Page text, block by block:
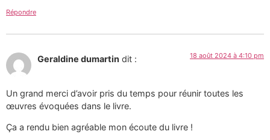
Répondre
Geraldine dumartin dit : 18 août 2024 à 4:10 pm
Un grand merci d’avoir pris du temps pour réunir toutes les
œuvres évoquées dans le livre.
Ça a rendu bien agréable mon écoute du livre !